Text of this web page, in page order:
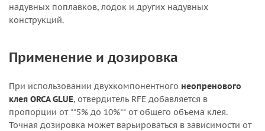
надувных поплавков, лодок и других надувных
конструкций.
Применение и дозировка
При использовании двухкомпонентного неопренового
клея ORCA GLUE, отвердитель RFE добавляется в
пропорции от **5% до 10%** от общего объема клея.
Точная дозировка может варьироваться в зависимости от